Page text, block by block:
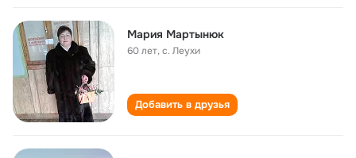
Мария Мартынюк
60 лет,с. Леухи
Добавить в друзья